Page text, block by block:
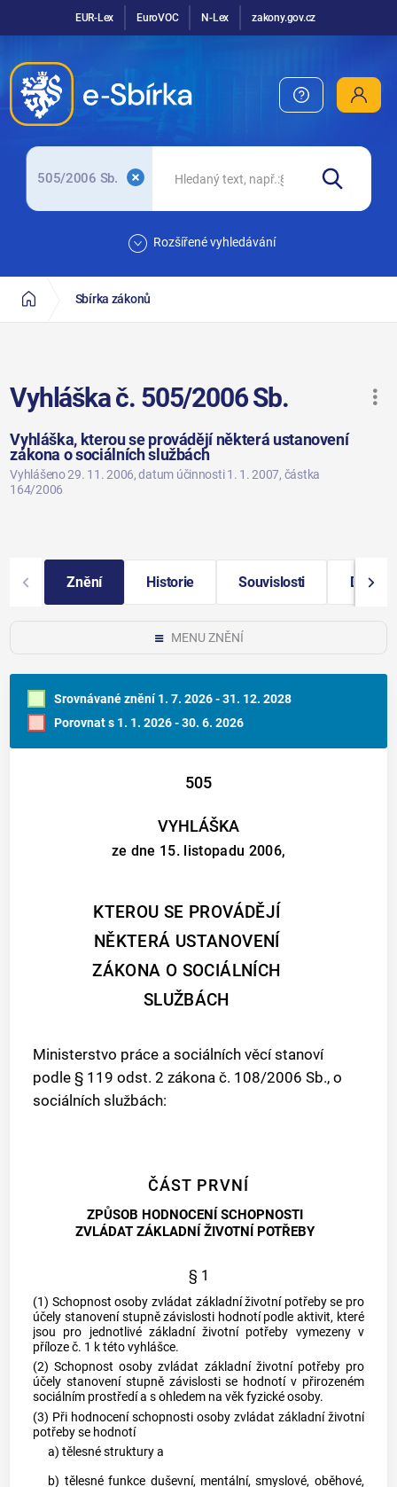
EUR-Lex EuroVOC N-Lex zakony.gov.cz
505/2006 Sb.
Rozšířené vyhledávání
Sbírka zákonů
Vyhláška č. 505/2006 Sb.
Vyhláška, kterou se provádějí některá ustanovení
zákona o sociálních službách
Vyhlášeno 29. 11. 2006, datum účinnosti 1. 1. 2007, částka
164/2006
Znění Historie Souvislosti Další
MENU ZNĚNÍ
Srovnávané znění1. 7. 2026 - 31. 12. 2028
Porovnat s 1. 1. 2026 - 30. 6. 2026
505
VYHLÁŠKA
ze dne 15. listopadu 2006,
KTEROU SE PROVÁDĚJÍ
NĚKTERÁ USTANOVENÍ
ZÁKONA O SOCIÁLNÍCH
SLUŽBÁCH
Ministerstvo práce a sociálních věcí stanoví
podle § 119 odst. 2 zákona č. 108/2006 Sb., o
sociálních službách:
ČÁST PRVNÍ
ZPŮSOB HODNOCENÍ SCHOPNOSTI
ZVLÁDAT ZÁKLADNÍ ŽIVOTNÍ POTŘEBY
§ 1
(1) Schopnost osoby zvládat základní životní potřeby se pro
účely stanovení stupně závislosti hodnotí podle aktivit, které
jsou pro jednotlivé základní životní potřeby vymezeny v
příloze č. 1 k této vyhlášce.
(2) Schopnost osoby zvládat základní životní potřeby pro
účely stanovení stupně závislosti se hodnotí v přirozeném
sociálním prostředí a s ohledem na věk fyzické osoby.
(3) Při hodnocení schopnosti osoby zvládat základní životní
potřeby se hodnotí
a) tělesné struktury a
b) tělesné funkce duševní, mentální, smyslové, oběhové,